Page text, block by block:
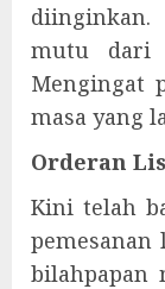
mutu dari
Mengingat
masa yang
Orderan
Kini telah
bilahpapan